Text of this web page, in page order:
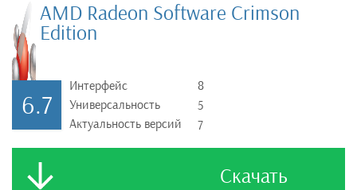
AMD Radeon Software Crimson
Edition
6.7
Интерфейс
Универсальность
Актуальность версий
8
5
7
Скачать